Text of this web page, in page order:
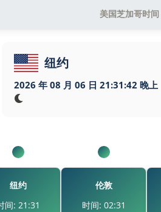
美国芝加哥时间
纽约
2026 年 08 月 06 日 21:31:43 晚上
纽约
间: 21:31
伦敦
时间: 02:31